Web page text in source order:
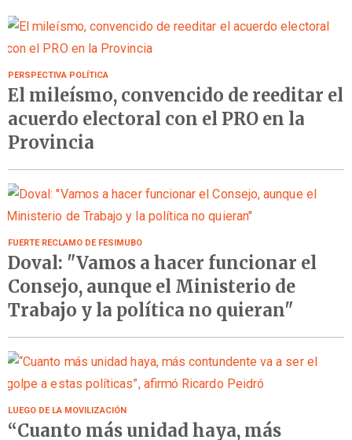
PERSPECTIVA POLÍTICA
El mileísmo, convencido de reeditar el
acuerdo electoral con el PRO en la
Provincia
FUERTE RECLAMO DE FESIMUBO
Doval: "Vamos a hacer funcionar el
Consejo, aunque el Ministerio de
Trabajo y la política no quieran"
LUEGO DE LA MOVILIZACIÓN
“Cuanto más unidad haya, más